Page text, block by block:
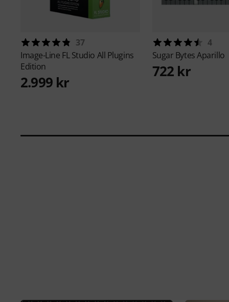
37
Image-Line FL Studio All Plugins
Edition
2.999 kr
4
Sugar BytesAparillo
722 kr